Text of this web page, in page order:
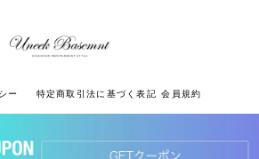
ー 特定商取引法に基づく表記 会員規約